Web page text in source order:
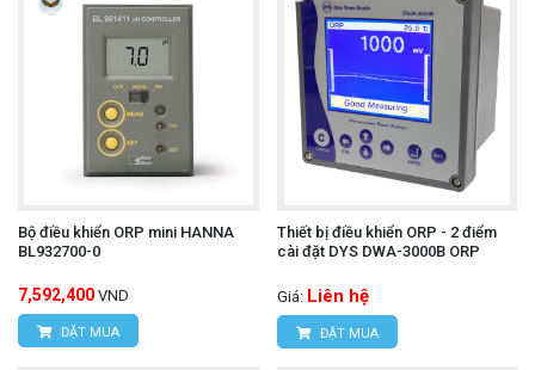
Bộ điều khiển ORP mini HANNA
BL932700-0
7,592,400 VND
ĐẶT MUA
Thiết bị điều khiển ORP - 2 điểm
cài đặt DYS DWA-3000B ORP
Giá: Liên hệ
ĐẶT MUA